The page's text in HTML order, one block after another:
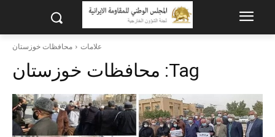
علامات محافظات خوزستان
Tag: محافظات خوزستان